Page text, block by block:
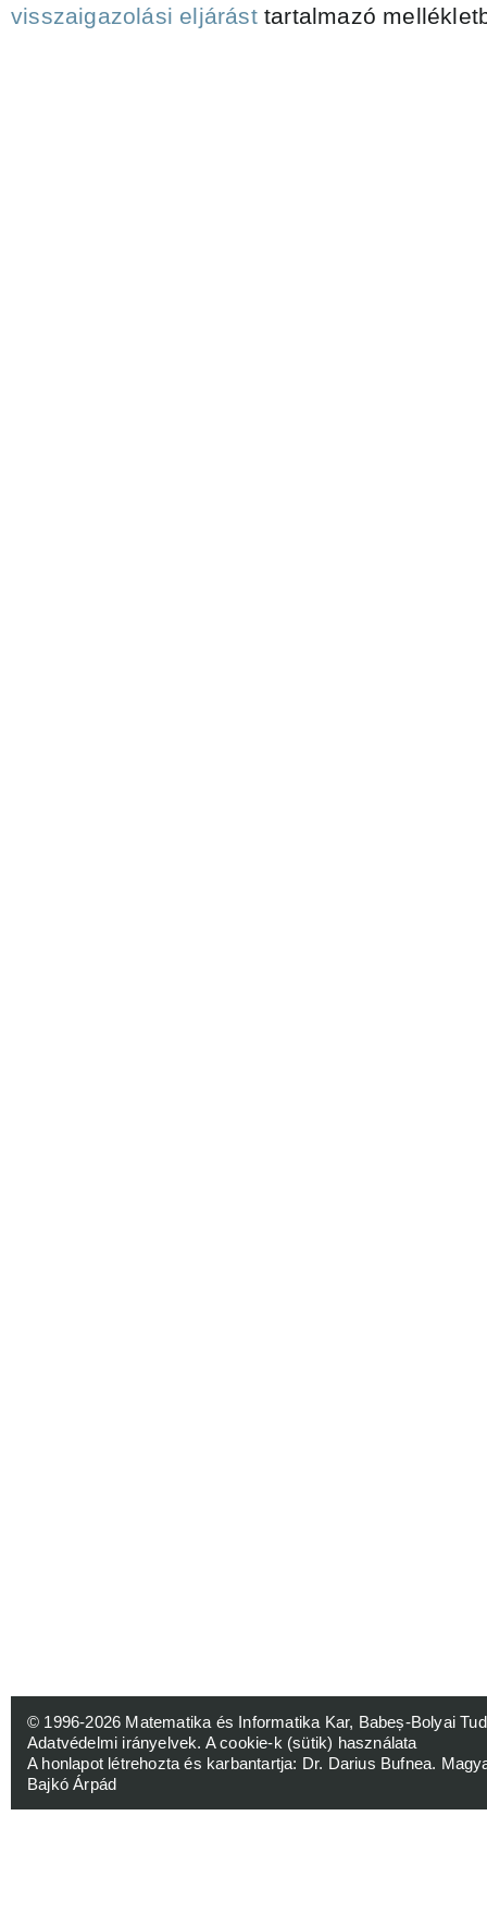
visszaigazolási eljárásttartalmazó
© 1996-2026 Matematika és Informatika Kar, Babeș-Bolyai
Adatvédelmi irányelvek. A cookie-k (sütik) használata
A honlapot létrehozta és karbantartja: Dr. Darius Bufnea.
Bajkó Árpád